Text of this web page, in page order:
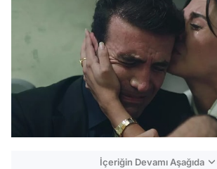
İçeriğin Devamı Aşağıda